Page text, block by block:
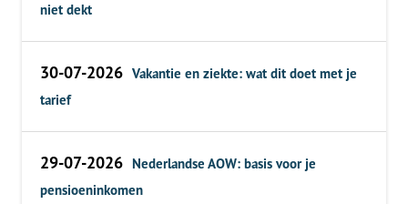
niet dekt
30-07-2026 Vakantie en ziekte: wat dit doet met je
tarief
29-07-2026 Nederlandse AOW: basis voor je
pensioeninkomen